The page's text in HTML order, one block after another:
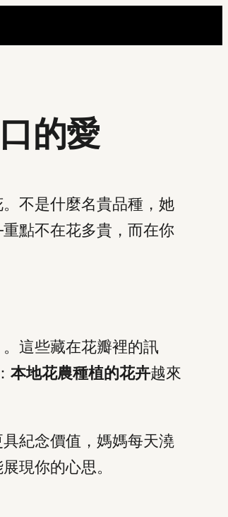
的愛
不是什麼名貴品種，她
點不在花多貴，而在你
這些藏在花瓣裡的訊
本地花農種植的花卉越來
紀念價值，媽媽每天澆
現你的心思。